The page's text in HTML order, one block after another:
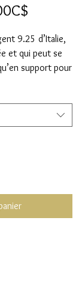
9.25 d’Italie,
et qui peut se
support pour
de nos bijoux
sans